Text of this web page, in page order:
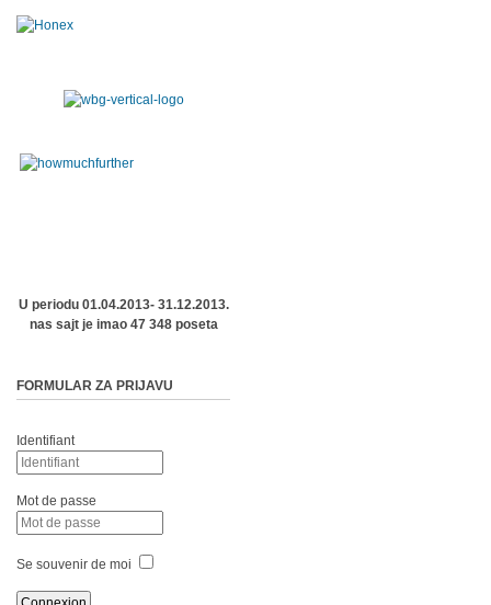
U periodu 01.04.2013- 31.12.2013.
nas sajt je imao 47 348 poseta
FORMULAR ZA PRIJAVU
Identifiant
Mot de passe
Se souvenir de moi